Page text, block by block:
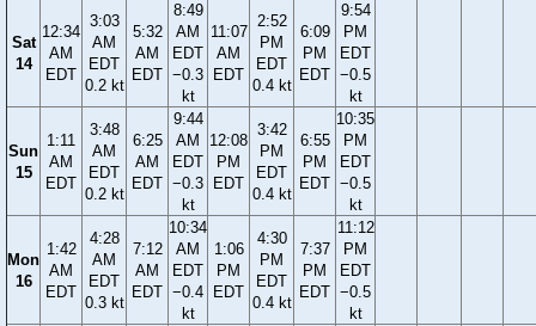
Sat
14
12:34
AM
EDT
3:03
AM
EDT
0.2 kt
5:32
AM
EDT
8:49
AM
EDT
−0.3
kt
11:07
AM
EDT
2:52
PM
EDT
0.4 kt
6:09
PM
EDT
9:54
PM
EDT
−0.5
kt
Sun
15
1:11
AM
EDT
3:48
AM
EDT
0.2 kt
6:25
AM
EDT
9:44
AM
EDT
−0.3
kt
12:08
PM
EDT
3:42
PM
EDT
0.4 kt
6:55
PM
EDT
10:35
PM
EDT
−0.5
kt
Mon
16
1:42
AM
EDT
4:28
AM
EDT
0.3 kt
7:12
AM
EDT
10:34
AM
EDT
−0.4
kt
1:06
PM
EDT
4:30
PM
EDT
0.4 kt
7:37
PM
EDT
11:12
PM
EDT
−0.5
kt